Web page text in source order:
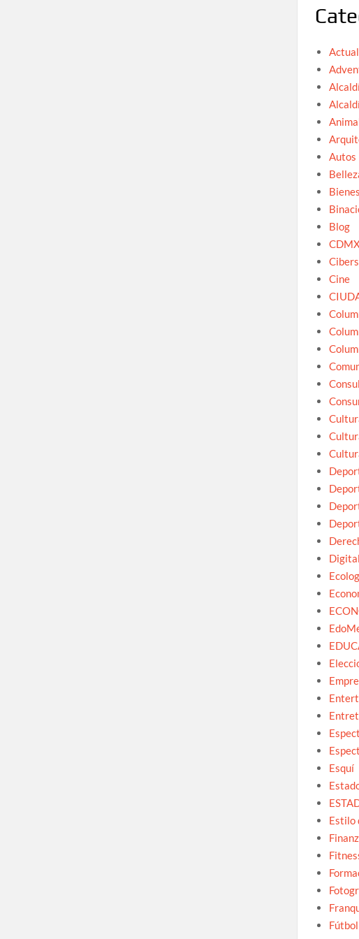
Autos
Blog
Cine
Digital
Esquí
Estilo
Fútbol